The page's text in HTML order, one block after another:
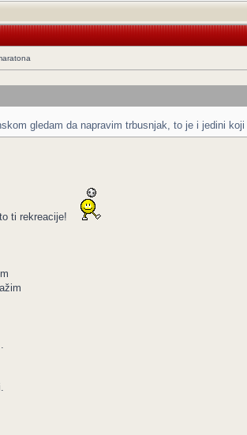
gledam da napravim trbusnjak, to je i jedini koji
ti rekreacije!